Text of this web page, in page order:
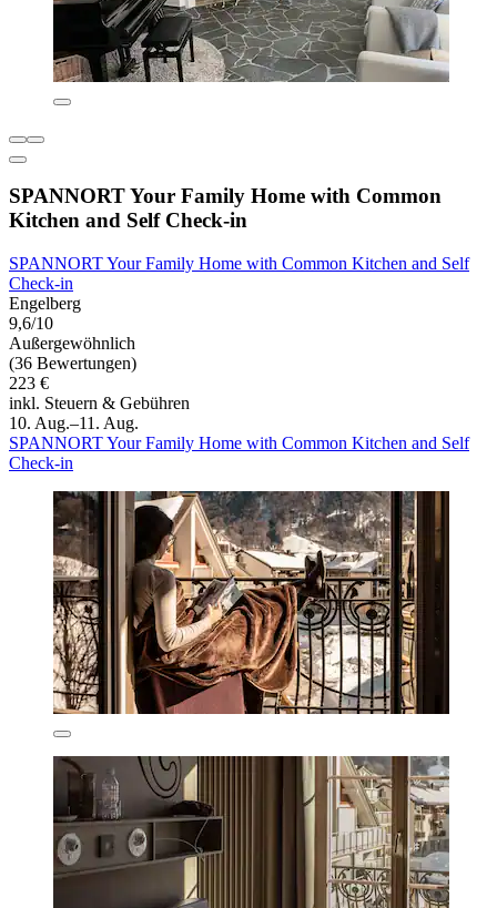
SPANNORT Your Family Home with Common
Kitchen and Self Check-in
SPANNORT Your Family Home with Common Kitchen and Self
Check-in
Engelberg
9,6/10
Außergewöhnlich
(36 Bewertungen)
223 €
inkl. Steuern & Gebühren
10. Aug.–11. Aug.
SPANNORT Your Family Home with Common Kitchen and Self
Check-in